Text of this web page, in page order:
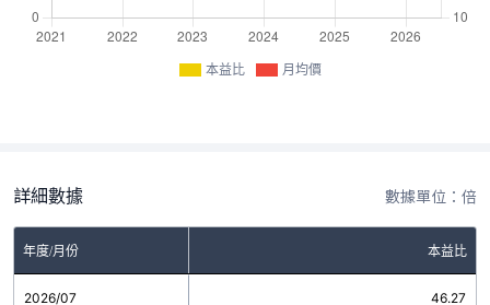
本益比 月均價
詳細數據 數據單位：倍
年度/月份 本益比
2026/07 46.27